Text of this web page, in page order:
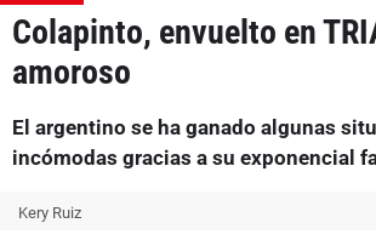
Colapinto, envuelto en
amoroso
El argentino se ha ganado algunas
incómodas gracias a su exponencial
Kery Ruiz